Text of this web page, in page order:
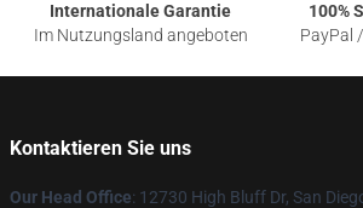
Internationale Garantie
Im Nutzungsland angeboten
100%
PayPal
Kontaktieren Sie uns
Our Head Office: 12730 High Bluff Dr, San